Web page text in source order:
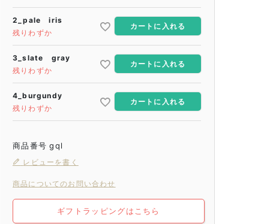
2_pale iris
残りわずか
カートに入れる
3_slate gray
残りわずか
カートに入れる
4_burgundy
残りわずか
カートに入れる
商品番号 gql
レビューを書く
商品についてのお問い合わせ
ギフトラッピングはこちら